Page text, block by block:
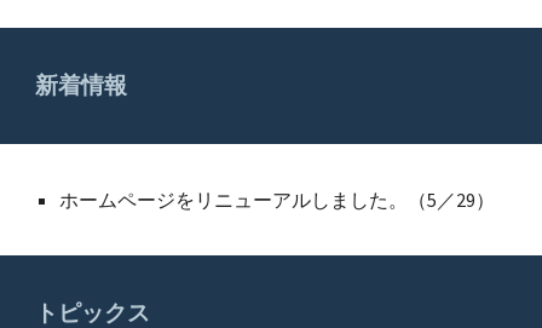
新着情報
ホームページをリニューアルしました。（5／29）
トピックス